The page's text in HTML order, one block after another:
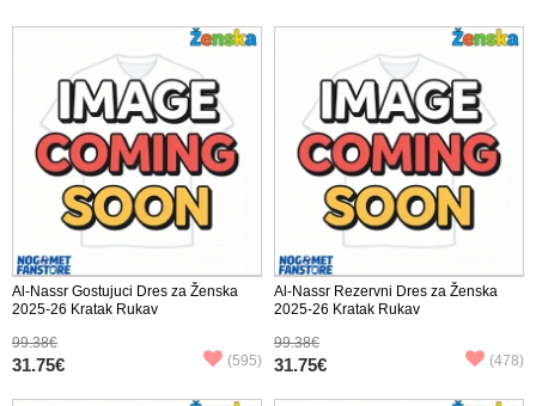
Al-Nassr Gostujuci Dres za Ženska
2025-26 Kratak Rukav
99.38€
31.75€ (595)
Al-Nassr Rezervni Dres za Ženska
2025-26 Kratak Rukav
99.38€
31.75€ (478)